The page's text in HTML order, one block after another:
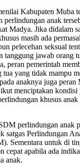
Kabupaten Muba
perlindungan anak
Madya. Jika didalam
masih ada
pelecehan seksual
tanggung jawab orang
peran pemerintah
tua yang tidak mampu
anaknya juga
menciptakan kondisi
khusus anak
perlindungan anak
satgas Perlindungan
Sementara untuk di
cepat apabila ada
anak.